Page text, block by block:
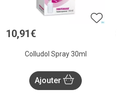
10,91 €
Colludol Spray 30ml
Ajouter